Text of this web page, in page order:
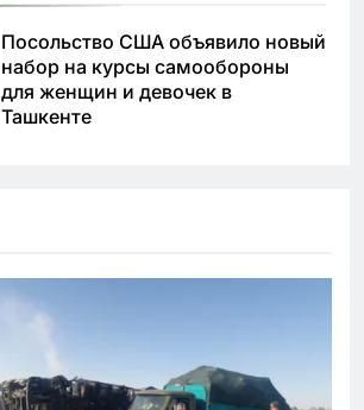
Посольство США объявило новый
набор на курсы самообороны
для женщин и девочек в
Ташкенте